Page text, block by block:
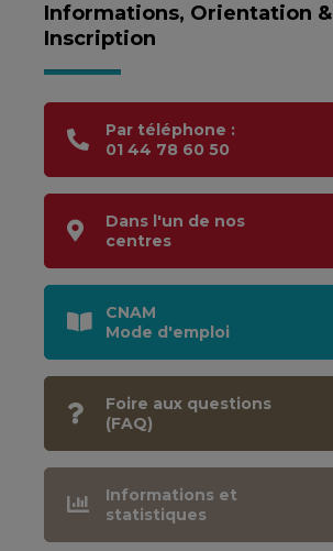
Informations, Orientation &
Inscription
Par téléphone :
01 44 78 60 50
Dans l'un de nos
centres
CNAM
Mode d'emploi
Foire aux questions
(FAQ)
Informations et
statistiques